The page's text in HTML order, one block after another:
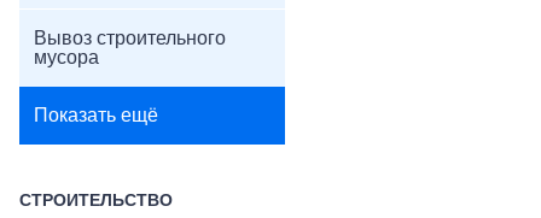
Вывоз строительного
мусора
Показать ещё
СТРОИТЕЛЬСТВО